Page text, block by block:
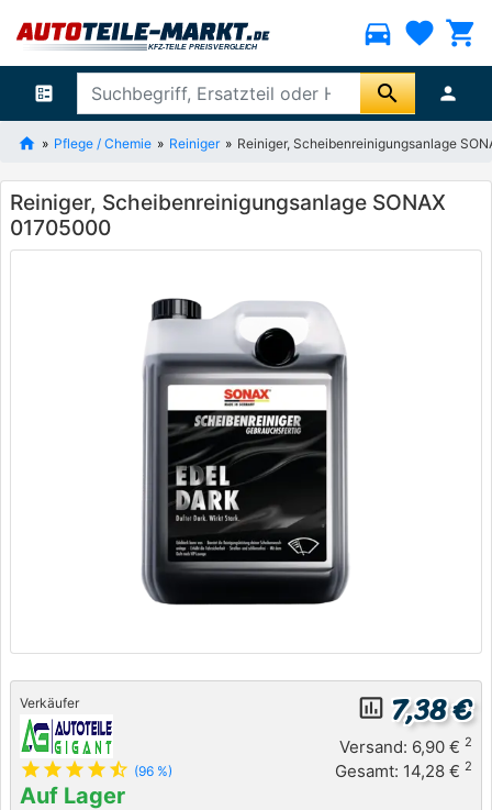
directions_car favorite shopping_cart
ballot search person
Pflege / Chemie Reiniger Reiniger, Scheibenreinigungsanlage
Reiniger, Scheibenreinigungsanlage SONAX
01705000
Verkäufer
star star star star star_half (96 %)
Auf Lager
insert_chart_outlined 7,38 €
Versand: 6,90 € 2
Gesamt: 14,28 € 2